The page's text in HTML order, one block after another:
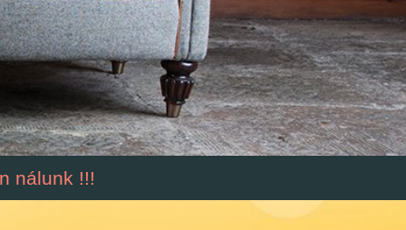
nálunk !!!